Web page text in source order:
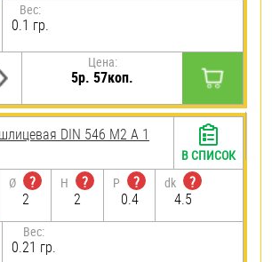
Вес:
0.1 гр.
Цена:
5р. 57коп.
DIN 546 М2 А 1
Ø
?
2
H
?
2
P
?
0.4
dk
?
4.5
Вес:
0.21 гр.
В СПИСОК